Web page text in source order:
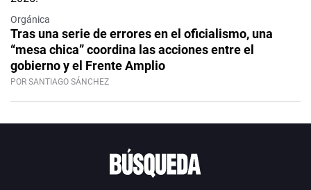
Orgánica
Tras una serie de errores en el oficialismo, una
“mesa chica” coordina las acciones entre el
gobierno y el Frente Amplio
POR SANTIAGO SÁNCHEZ